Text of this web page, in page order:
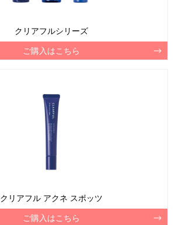
クリアフルシリーズ
ご購入はこちら
クリアフル アクネ スポッツ
ご購入はこちら